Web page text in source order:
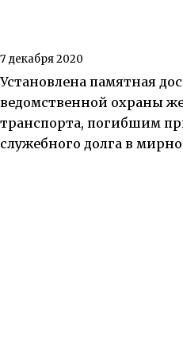
7 декабря 2020
Установлена памятная
ведомственной охраны
транспорта, погибшим
служебного долга в